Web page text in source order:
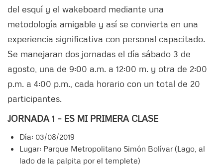
del esquí y el wakeboard mediante una
metodología amigable y así se convierta en una
experiencia significativa con personal capacitado.
Se manejaran dos jornadas el día sábado 3 de
agosto, una de 9:00 a.m. a 12:00 m. y otra de 2:00
p.m. a 4:00 p.m., cada horario con un total de 20
participantes.
JORNADA 1 – ES MI PRIMERA CLASE
Día: 03/08/2019
Lugar: Parque Metropolitano Simón Bolívar (Lago, al
lado de la palpita por el templete)